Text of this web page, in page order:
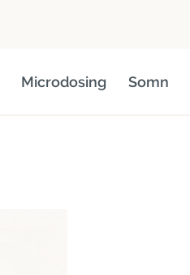
Microdosing Somn